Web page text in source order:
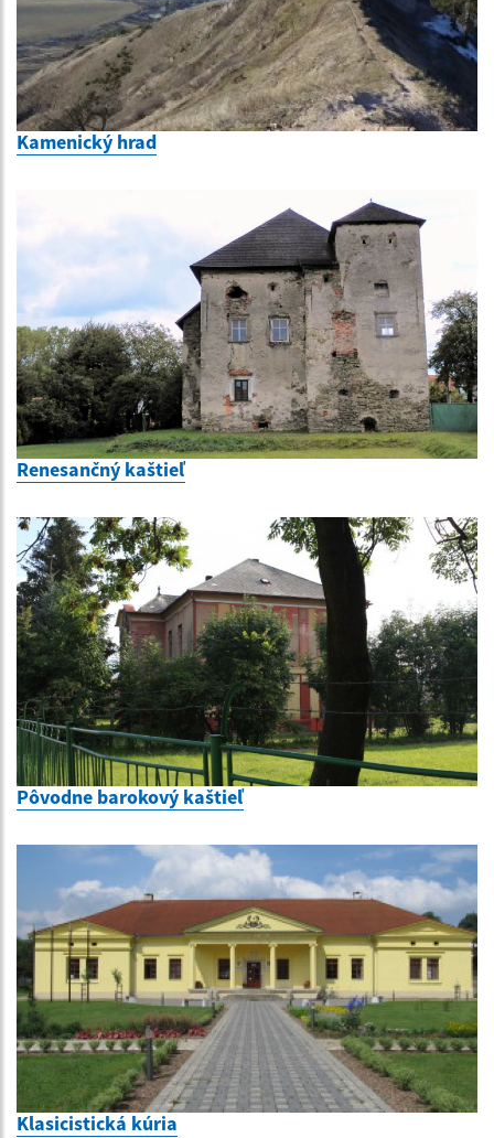
Kamenický hrad
Renesančný kaštieľ
Pôvodne barokový kaštieľ
Klasicistická kúria